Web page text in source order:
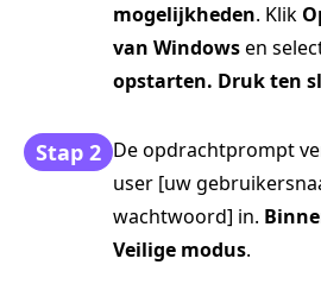
mogelijkheden. Klik
van Windowsen
opstarten. Druk ten
Stap 2 De opdrachtprompt
user [uw
wachtwoord] in.
Veilige modus.